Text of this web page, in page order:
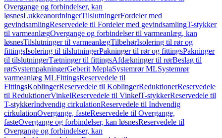
Overgange og forbindelser, kan
løsnesLukkeanordningerTilslutningerFordeler med
gevindsamlingReservedele til Fordeler med gevindsamlingT-stykker
til varmeanlægOvergange og forbindelser til varmeanlæg, kan
løsnesTilslutninger til varmeanlægTilbehørIsolering til rør og
fittingsIsolering til tilslutningerPakninger til rør og fittingsPakninger
til tilslutningerTætninger til fittingsAfdækninger til rørBeslag til
rørSystempakningerGeberit MeplaSystemrør MLSystemrør
varmeanlæg MLFittingsReservedele til
FittingsKoblingerReservedele til KoblingerReduktionerReservedele
til ReduktionerVinkelReservedele til VinkelT-stykkerReservedele til
T-stykkerIndvendig cirkulationReservedele til Indvendig
cirkulationOvergange, fasteReservedele til Overgange,
fasteOvergange og forbindelser, kan løsnesReservedele til
Overgange og forbindelser, kan